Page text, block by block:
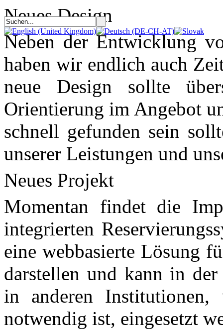
Neues Design
Neben der Entwicklung
haben wir endlich auch
neue Design sollte
Orientierung im Angebot
schnell gefunden sein
unserer Leistungen und
Neues Projekt
Momentan findet die
integrierten
eine webbasierte Lösung
darstellen und kann in
in anderen Institutionen,
notwendig ist, eingesetzt